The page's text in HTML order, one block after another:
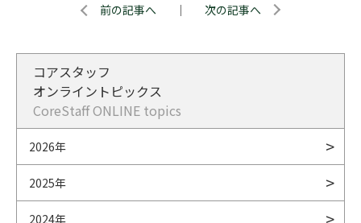
前の記事へ ｜ 次の記事へ
コアスタッフ
オンライントピックス
CoreStaff ONLINE topics
2026年
2025年
2024年